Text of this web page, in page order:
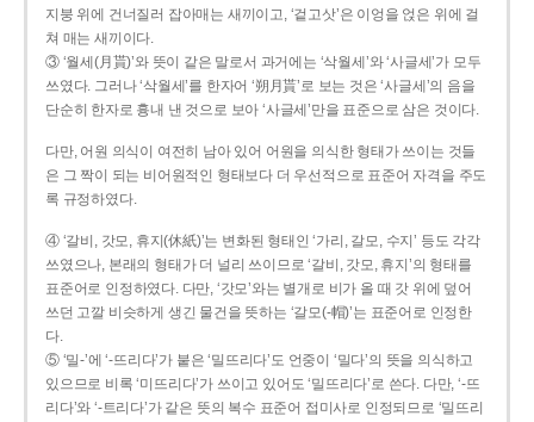
지붕 위에 건너질러 잡아매는 새끼이고, ‘겉고삿’은 이엉을 얹은 위에 걸
쳐 매는 새끼이다.
③ ‘월세(月貰)’와 뜻이 같은 말로서 과거에는 ‘삭월세’와 ‘사글세’가 모두
쓰였다. 그러나 ‘삭월세’를 한자어 ‘朔月貰’로 보는 것은 ‘사글세’의 음을
단순히 한자로 흉내 낸 것으로 보아 ‘사글세’만을 표준으로 삼은 것이다.
다만, 어원 의식이 여전히 남아 있어 어원을 의식한 형태가 쓰이는 것들
은 그 짝이 되는 비어원적인 형태보다 더 우선적으로 표준어 자격을 주도
록 규정하였다.
④ ‘갈비, 갓모, 휴지(休紙)’는 변화된 형태인 ‘가리, 갈모, 수지’ 등도 각각
쓰였으나, 본래의 형태가 더 널리 쓰이므로 ‘갈비, 갓모, 휴지’의 형태를
표준어로 인정하였다. 다만, ‘갓모’와는 별개로 비가 올 때 갓 위에 덮어
쓰던 고깔 비슷하게 생긴 물건을 뜻하는 ‘갈모(-帽)’는 표준어로 인정한
다.
⑤ ‘밀-’에 ‘-뜨리다’가 붙은 ‘밀뜨리다’도 언중이 ‘밀다’의 뜻을 의식하고
있으므로 비록 ‘미뜨리다’가 쓰이고 있어도 ‘밀뜨리다’로 쓴다. 다만, ‘-뜨
리다’와 ‘-트리다’가 같은 뜻의 복수 표준어 접미사로 인정되므로 ‘밀뜨리